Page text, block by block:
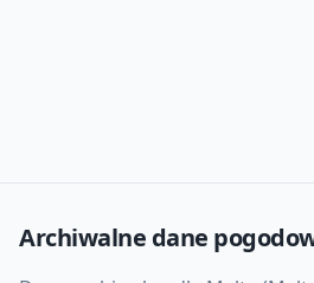
Archiwalne dane